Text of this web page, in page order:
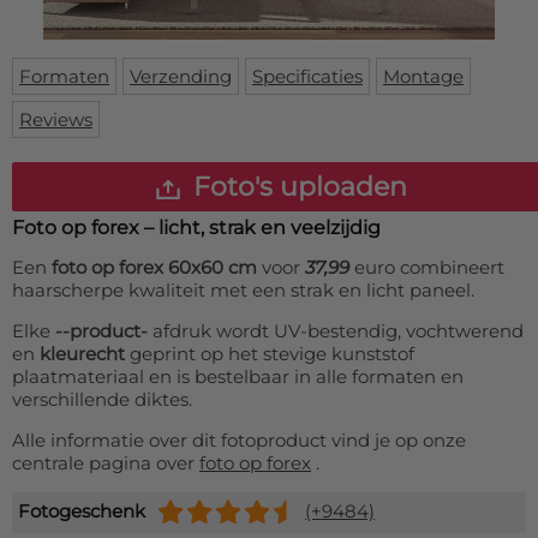
Deurmat
Vloermat
Skateboard deck
Over ons
Inloggen
WhatsApp
Formaten Verzending Specificaties
Montage
Reviews
Foto's uploaden
Foto op forex – licht, strak en veelzijdig
Een foto op forex 60x60 cm voor 37,99euro combineert
haarscherpe kwaliteit met een strak en licht paneel.
Elke --product- afdruk wordt UV-bestendig, vochtwerend
en kleurecht geprint op het stevige kunststof
plaatmateriaal en is bestelbaar in alle formaten en
verschillende diktes.
Alle informatie over dit fotoproduct vind je op onze
centrale pagina over foto op forex .
Fotogeschenk (+9484)